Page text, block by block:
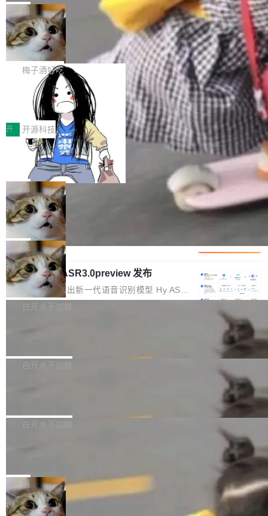
可控性和代码质量提出了更高要求。 首先是数据
安全与合规要求。对于大多数普通研发场景，公
有云模型能够满足快速试用和效率提升的需求。
但对于金融、能源、医疗等对数据安全要求较...
各业的Agent走向规模化建设，算力构成形态逐
渐丰富，用户关注的重点也在发生变化：不只是
让AI用起来，还要进一步看清混合算力时代下，
Token花在哪里、算力是否被充分利用，以及持
续增长的AI成本该如何优化。 深信服AI算力网关
正是围绕这些实际问题，从Token治理和成本治
理两个方面，让用户的每一份算力都看得清、管
得住、用得稳、省得下、更安全！ 一、从现在开
始，Token使用一目...
Bigtable 作者之一。TensorFlow 的作者之一。
Gemini 的架构师。Google 首席科学家。 Jeff D
ean 在 Google 工作了 27 年后，宣布离职。 他
不是一个人走。一同离开的还有 Sanjay Ghema
wat（Google 员工编号 23，Jeff Dean 二十多
年的编程搭档，MapReduce 和 Bigtable 的共同
作者）、Quoc Le（Google 大脑核心成员，Se
q2Seq 和 DocAI 的共同发明人）以及 Oriol Vin
yals（Gemini 联合负责人，AlphaSta...
局
🔥 SolonCode v2026.8.4 发布：界面
字体可调、22 种语言、记忆搜索增强
打开终端就能上岗的全中文编码智能体，这一轮
把「看得清、用母语、记得住」三件事一次补
齐。 SolonCode 是什么 SolonCode 是杭州无
耳科技研发的企业级终端编码智能体——一位全
中文驱动的数字员工，自主理解需求、规划步
骤、编写代码。不挑模型、不挑平台，curl 一行
装完即用。 开源地址：Gitee · GitCode · GitHu
b 安装 支持 Java 8+（8~26）、macOS / Linu
x / Windows / Harmony PC。 # macOS / Linu
x / Harmony PC curl -fsSL https://solon.noea
r.org/solon...
梅子酒好吃
让“代码语义理解”深度释放AI Coding
价值潜能：华为云码道（CodeArts）
代码仓技术解析
一、代码仓深度理解技术的作用与价值 在软件工
程实践中，代码仓是企业核心知识资产的主要载
体。企业级代码仓库通常包含数十万乃至数百万
个文件，其规模远超单次模型调用可承载的上下
文窗口。随着项目规模的持续扩张与代码历史的
不断累积，代码仓中的模块关系、接口契约、业
务逻辑等关键信息往往分散于数十乃至数百个文
件之中，形成高度复杂的知识关联网络。传统的
代码检索手段（如关键词匹配、目录遍历）仅能
在语法层面完成文本定位，难以触及代码的语义
内涵与结构关联，导致开发者使用代码智能体在
理解大规模代码仓时面临显著"代码仓理解"瓶
颈。 代码仓深度理解服务（以下简称" CodeBas
e深度理解服务"）是华为云码道（CodeA...
开 开源科技
一条“删库”命令跑 17 小时，算法工程
师删光 89TB 数据只为干私活
最高人民检察院8月4日公布了一起案件：北京一
名90后算法工程师王某，为了给自己接的私活腾
服务器空间，删光了公司AI游戏部门的全部核心
数据。 王某2024年1月入职东城区某科技公司AI
短剧部门，有互联网大厂背景。在公司内部架构
调整期间，部门三次通知全员将数据从A集群迁
移到B集群，王某都回复了"收到"。 他没有迁移
数据。2024年9月3日下午4点，他使用此前登录
的账号密码进入A集群，输入了一条被程序员圈
称为"删库跑路"的命令——最高管理员权限、无
自研的多个文生3D和...
局
Cloudflare 分享推理优化实践：KV ca
che 量化 + 权重压缩，吞吐量提升 4
1%，成本降 30%
Kimi 和 GLM 是当前最强的大模型系列之一，但
它们有一个共同的问题：太吃显存了。月之暗面
的 Kimi K 系列和智谱的 GLM 都是长上下文、M
oE 架构的大模型，好用到让人上瘾，但 GPU 显
存永远不够用。 Cloudflare 的 Workers AI 团队
一直在跑这些模型的推理。他们在官方博客上发
整性保护。效果是：吞吐量提升 41%，每 token
局
腾讯混元 Hy ASR3.0preview 发布
腾讯混元正式推出新一代语音识别模型 Hy ASR
3.0preview。基于最新一代大语言模型 Hy3 的
让语音识别不再只是听清，而是真正听懂。通过
w 不要求标准普通话，方言识别覆盖粤语、吴语
白开水不加糖
新和少量网页兼容性修复版本。 Changes/fixe
容提供的字体时出现的几个问题 为避免音频加
质的最低采样率）的音频格式将被拒绝 修复了 C
SS 圆角虚线样式中可能存在的问题 如果表单中
的图像元素不在同一个子树中，则它们将不再关
白开水不加糖
发布的 Release Notes，他利用 AI 工具（如 Co
最强的若干项。对于尚未正式发版的 PG 19，则
通过拉取过去一年内（从 PG 18 Beta1 时间点
至今）的所有 commit，同样交由 AI 分析提炼。
白开水不加糖
维护工作一直与我的日常工作、家务、社交生活
和休闲娱乐竞争时间。" 这是 libexpat 维护者 S
ebastian Pipping 写在博客里的话。8 月 4 日，
局
Firefox 153.0.3 发布